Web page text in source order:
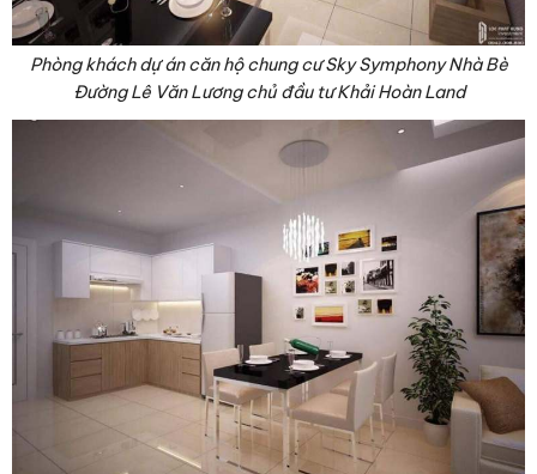
Phòng khách dự án căn hộ chung cư Sky Symphony Nhà Bè
Đường Lê Văn Lương chủ đầu tư Khải Hoàn Land